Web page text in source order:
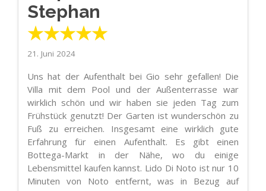
Stephan
★★★★★
21. Juni 2024
Uns hat der Aufenthalt bei Gio sehr gefallen! Die
Villa mit dem Pool und der Außenterrasse war
wirklich schön und wir haben sie jeden Tag zum
Frühstück genutzt! Der Garten ist wunderschön zu
Fuß zu erreichen. Insgesamt eine wirklich gute
Erfahrung für einen Aufenthalt. Es gibt einen
Bottega-Markt in der Nähe, wo du einige
Lebensmittel kaufen kannst. Lido Di Noto ist nur 10
Minuten von Noto entfernt, was in Bezug auf